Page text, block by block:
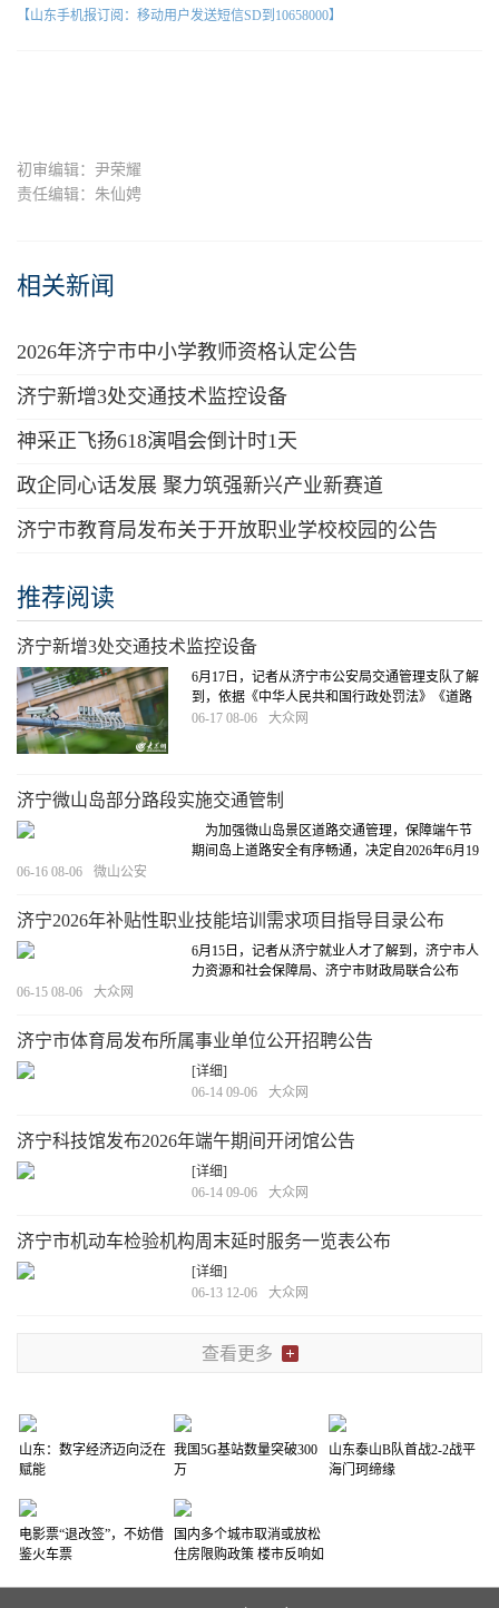
【山东手机报订阅：移动用户发送短信SD到10658000】
初审编辑：尹荣耀
责任编辑：朱仙娉
相关新闻
2026年济宁市中小学教师资格认定公告
济宁新增3处交通技术监控设备
神采正飞扬618演唱会倒计时1天
政企同心话发展 聚力筑强新兴产业新赛道
济宁市教育局发布关于开放职业学校校园的公告
推荐阅读
济宁新增3处交通技术监控设备
6月17日，记者从济宁市公安局交通管理支队了解
到，依据《中华人民共和国行政处罚法》《道路
交通安全违法行为处理程序规定》《山东省实施<
交通管理支队任城区勤务大队在辖区重点路段拟
06-17 08-06 大众网
济宁微山岛部分路段实施交通管制
为加强微山岛景区道路交通管理，保障端午节
期间岛上道路安全有序畅通，决定自2026年6月19
交通管制。[详细]
06-16 08-06 微山公安
济宁2026年补贴性职业技能培训需求项目指导目录公布
6月15日，记者从济宁就业人才了解到，济宁市人
力资源和社会保障局、济宁市财政局联合公布
06-15 08-06 大众网
济宁市体育局发布所属事业单位公开招聘公告
[详细]
06-14 09-06
大众网
济宁科技馆发布2026年端午期间开闭馆公告
[详细]
06-14 09-06
大众网
济宁市机动车检验机构周末延时服务一览表公布
[详细]
06-13 12-06
大众网
查看更多
山东：数字经济迈向泛在
赋能
我国5G基站数量突破300
万
山东泰山B队首战2-2战平
海门珂缔缘
电影票“退改签”，不妨借
鉴火车票
国内多个城市取消或放松
住房限购政策 楼市反响如